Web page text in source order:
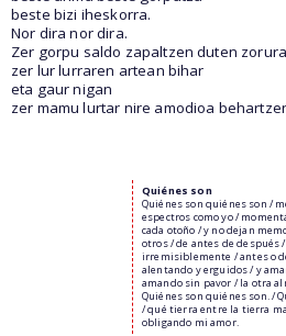
beste bizi iheskorra.
Nor dira nor dira.
Zer gorpu saldo zapaltzen duten
zer lur lurraren artean bihar
eta gaur nigan
zer mamu lurtar nire amodioa
Quiénes son
Quiénes son quiénes son /
espectros como yo /
cada otoño / y no dejan
otros / de antes de
irremisiblemente / antes o
alentando y erguidos / y
amando sin pavor / la otra
Quiénes son quiénes son. /
/ qué tierra entre la tierra
obligando mi amor.